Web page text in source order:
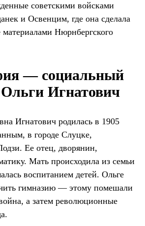
советскими войсками
и Освенцим, где она сделала
Нюрнбергского
— социальный
Игнатович
Игнатович родилась в 1905
в городе Слуцке,
Ее отец, дворянин,
Мать происходила из семьи
воспитанием детей. Ольге
гимназию — этому помешали
а затем революционные